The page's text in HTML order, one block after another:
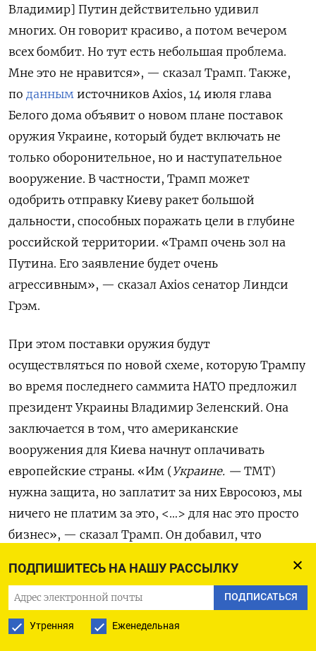
ПОДПИШИТЕСЬ НА НАШУ РАССЫЛКУ
ПОДПИСАТЬСЯ
Утренняя Еженедельная
Владимир] Путин действительно удивил
многих. Он говорит красиво, а потом вечером
всех бомбит. Но тут есть небольшая проблема.
Мне это не нравится», — сказал Трамп. Также,
по данным источников Axios, 14 июля глава
Белого дома объявит о новом плане поставок
оружия Украине, который будет включать не
только оборонительное, но и наступательное
вооружение. В частности, Трамп может
одобрить отправку Киеву ракет большой
дальности, способных поражать цели в глубине
российской территории. «Трамп очень зол на
Путина. Его заявление будет очень
агрессивным», — сказал Axios сенатор Линдси
Грэм.
При этом поставки оружия будут
осуществляться по новой схеме, которую Трампу
во время последнего саммита НАТО предложил
президент Украины Владимир Зеленский. Она
заключается в том, что американские
вооружения для Киева начнут оплачивать
европейские страны. «Им (Украине. — ТМТ)
нужна защита, но заплатит за них Евросоюз, мы
ничего не платим за это, <…> для нас это просто
бизнес», — сказал Трамп. Он добавил, что
предстоящей встрече с генсеком НАТО Марком
Рютте.